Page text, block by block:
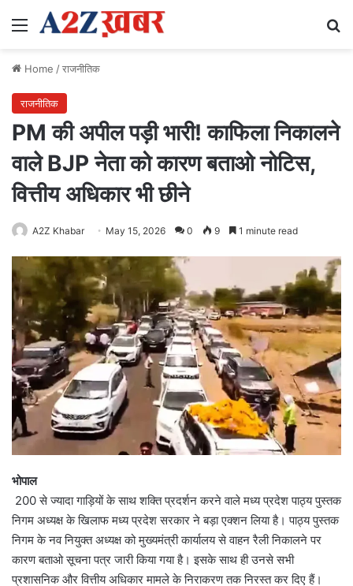
Menu
Home /राजनीतिक
राजनीतिक
PM की अपील पड़ी भारी! काफिला निकालने
वाले BJP नेता को कारण बताओ नोटिस,
वित्तीय अधिकार भी छीने
A2Z Khabar May 15, 2026 0 9 1 minute read
भोपाल
200 से ज्यादा गाड़ियों के साथ शक्ति प्रदर्शन करने वाले मध्य प्रदेश पाठ्य पुस्तक
निगम अध्यक्ष के खिलाफ मध्य प्रदेश सरकार ने बड़ा एक्शन लिया है। पाठ्य पुस्तक
निगम के नव नियुक्त अध्यक्ष को मुख्यमंत्री कार्यालय से वाहन रैली निकालने पर
कारण बताओ सूचना पत्र जारी किया गया है। इसके साथ ही उनसे सभी
प्रशासनिक और वित्तीय अधिकार मामले के निराकरण तक निरस्त कर दिए हैं।